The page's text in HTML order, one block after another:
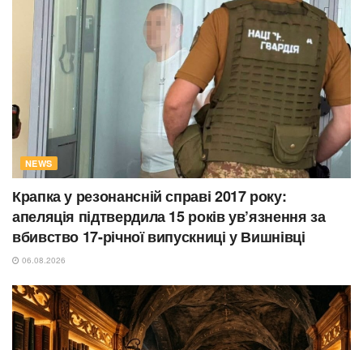
NEWS
Крапка у резонансній справі 2017 року:
апеляція підтвердила 15 років ув’язнення за
вбивство 17-річної випускниці у Вишнівці
06.08.2026